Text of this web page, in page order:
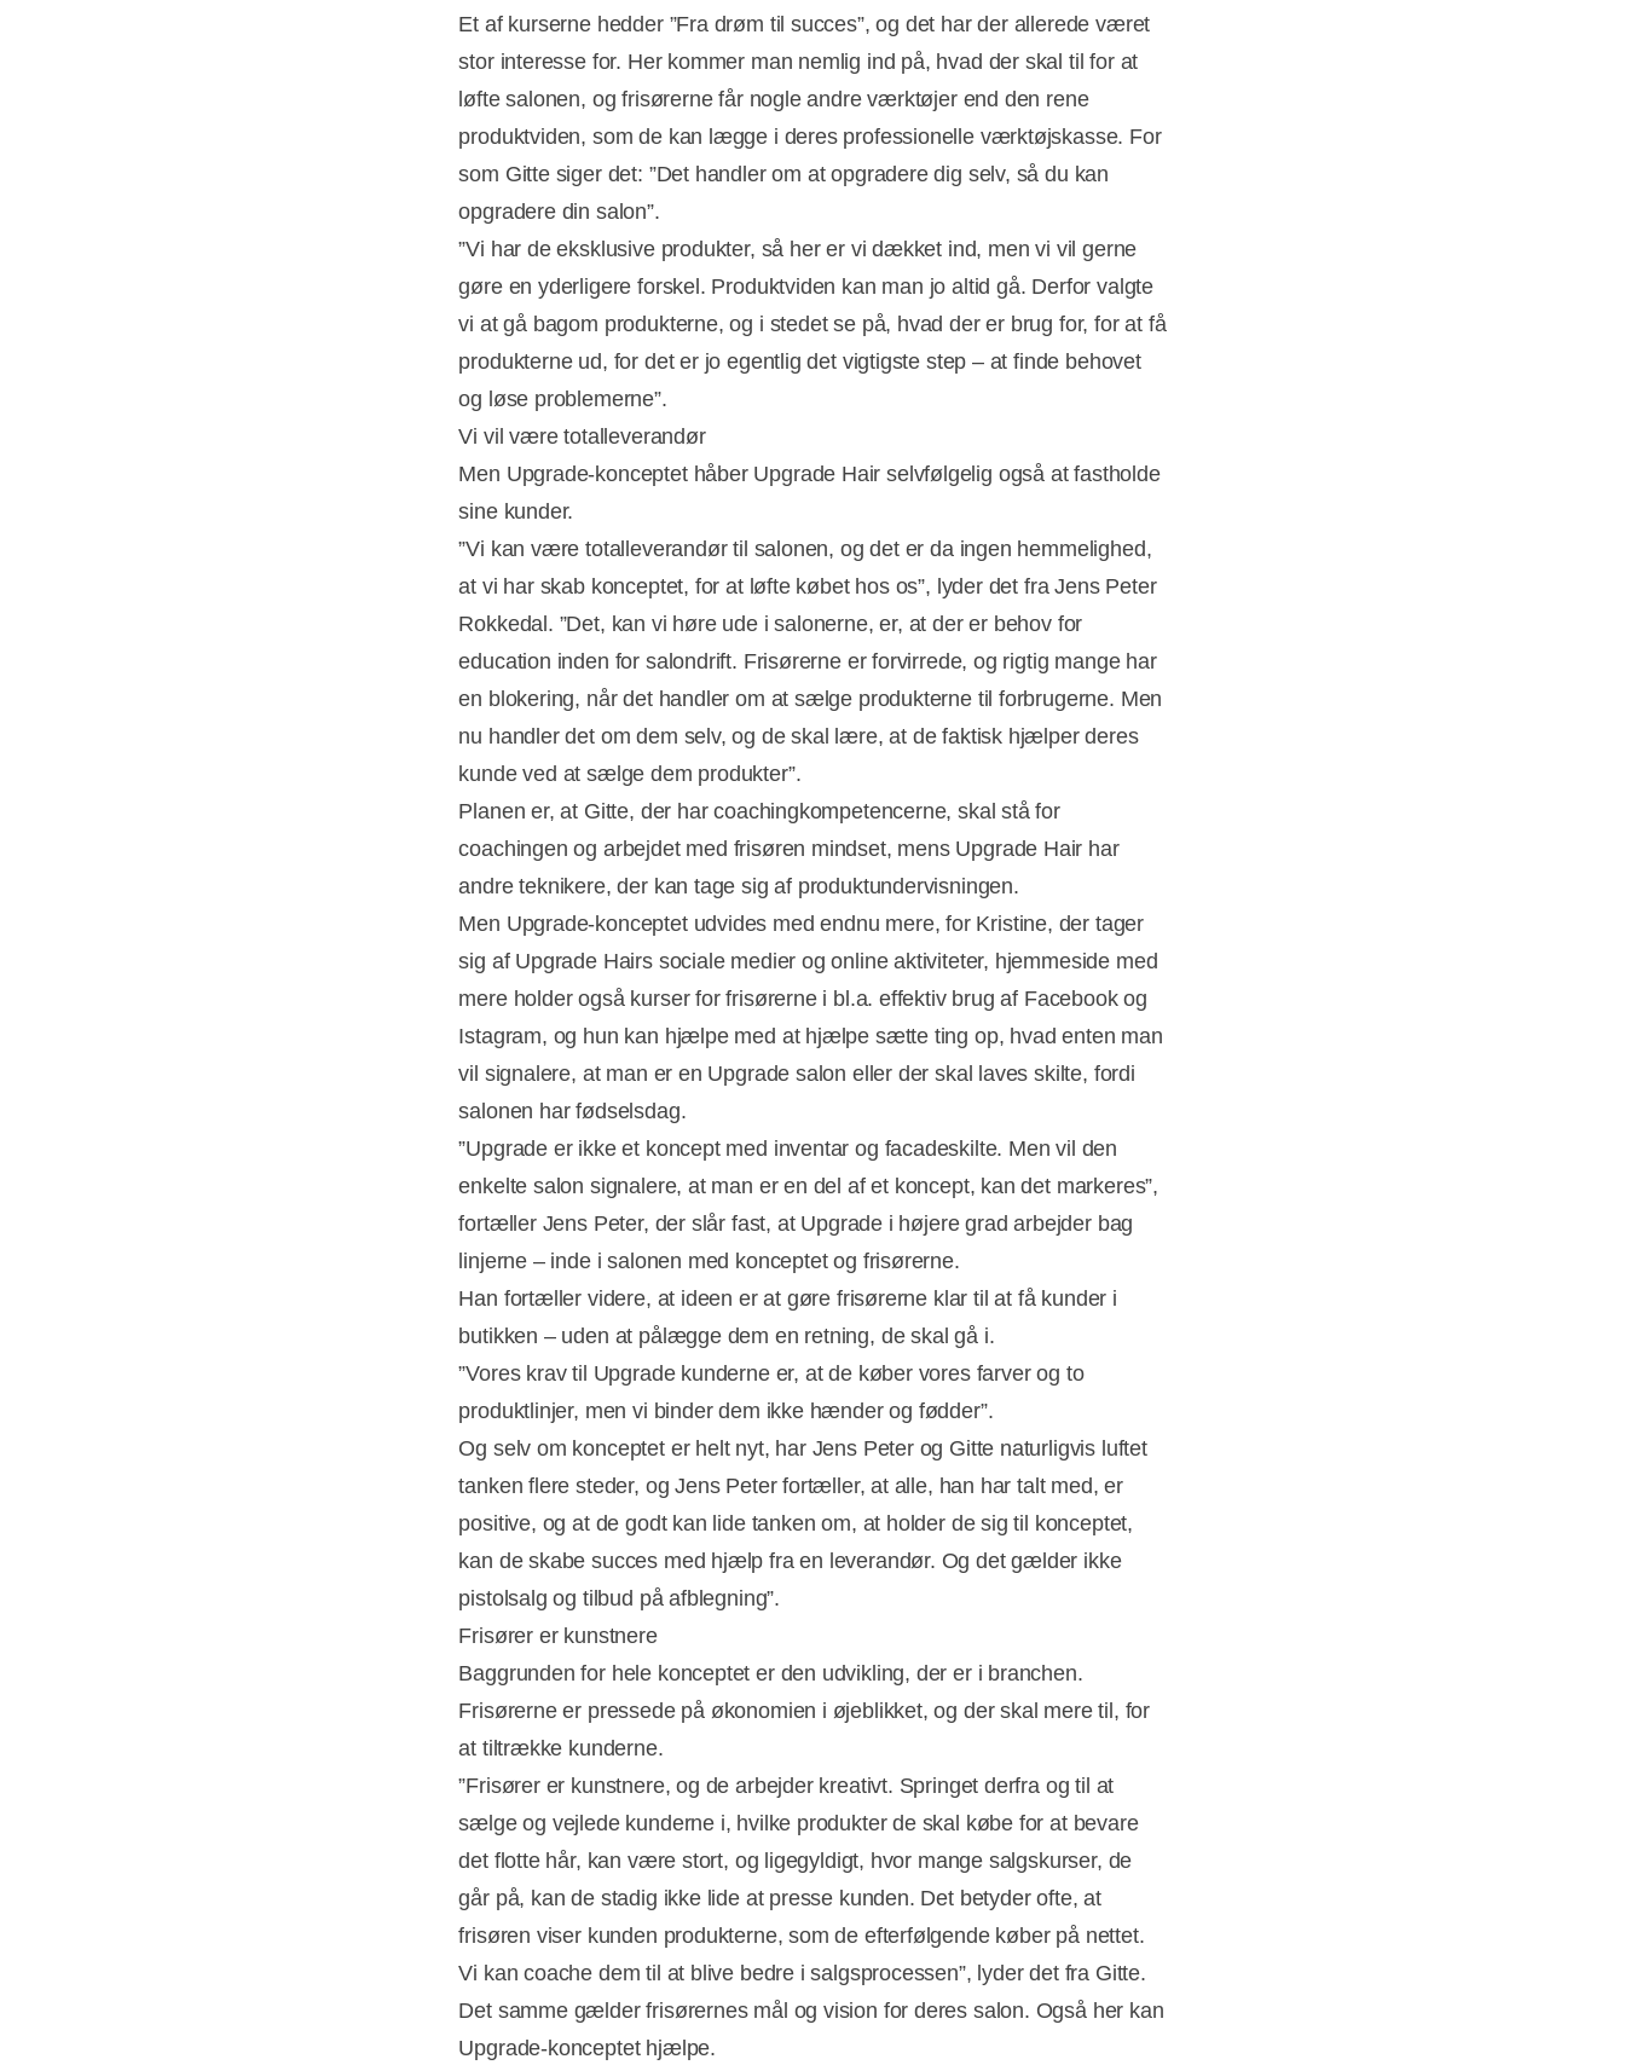
Et af kurserne hedder ”Fra drøm til succes”, og det har der allerede været
stor interesse for. Her kommer man nemlig ind på, hvad der skal til for at
løfte salonen, og frisørerne får nogle andre værktøjer end den rene
produktviden, som de kan lægge i deres professionelle værktøjskasse. For
som Gitte siger det: ”Det handler om at opgradere dig selv, så du kan
opgradere din salon”.
”Vi har de eksklusive produkter, så her er vi dækket ind, men vi vil gerne
gøre en yderligere forskel. Produktviden kan man jo altid gå. Derfor valgte
vi at gå bagom produkterne, og i stedet se på, hvad der er brug for, for at få
produkterne ud, for det er jo egentlig det vigtigste step – at finde behovet
og løse problemerne”.
Vi vil være totalleverandør
Men Upgrade-konceptet håber Upgrade Hair selvfølgelig også at fastholde
sine kunder.
”Vi kan være totalleverandør til salonen, og det er da ingen hemmelighed,
at vi har skab konceptet, for at løfte købet hos os”, lyder det fra Jens Peter
Rokkedal. ”Det, kan vi høre ude i salonerne, er, at der er behov for
education inden for salondrift. Frisørerne er forvirrede, og rigtig mange har
en blokering, når det handler om at sælge produkterne til forbrugerne. Men
nu handler det om dem selv, og de skal lære, at de faktisk hjælper deres
kunde ved at sælge dem produkter”.
Planen er, at Gitte, der har coachingkompetencerne, skal stå for
coachingen og arbejdet med frisøren mindset, mens Upgrade Hair har
andre teknikere, der kan tage sig af produktundervisningen.
Men Upgrade-konceptet udvides med endnu mere, for Kristine, der tager
sig af Upgrade Hairs sociale medier og online aktiviteter, hjemmeside med
mere holder også kurser for frisørerne i bl.a. effektiv brug af Facebook og
Istagram, og hun kan hjælpe med at hjælpe sætte ting op, hvad enten man
vil signalere, at man er en Upgrade salon eller der skal laves skilte, fordi
salonen har fødselsdag.
”Upgrade er ikke et koncept med inventar og facadeskilte. Men vil den
enkelte salon signalere, at man er en del af et koncept, kan det markeres”,
fortæller Jens Peter, der slår fast, at Upgrade i højere grad arbejder bag
linjerne – inde i salonen med konceptet og frisørerne.
Han fortæller videre, at ideen er at gøre frisørerne klar til at få kunder i
butikken – uden at pålægge dem en retning, de skal gå i.
”Vores krav til Upgrade kunderne er, at de køber vores farver og to
produktlinjer, men vi binder dem ikke hænder og fødder”.
Og selv om konceptet er helt nyt, har Jens Peter og Gitte naturligvis luftet
tanken flere steder, og Jens Peter fortæller, at alle, han har talt med, er
positive, og at de godt kan lide tanken om, at holder de sig til konceptet,
kan de skabe succes med hjælp fra en leverandør. Og det gælder ikke
pistolsalg og tilbud på afblegning”.
Frisører er kunstnere
Baggrunden for hele konceptet er den udvikling, der er i branchen.
Frisørerne er pressede på økonomien i øjeblikket, og der skal mere til, for
at tiltrække kunderne.
”Frisører er kunstnere, og de arbejder kreativt. Springet derfra og til at
sælge og vejlede kunderne i, hvilke produkter de skal købe for at bevare
det flotte hår, kan være stort, og ligegyldigt, hvor mange salgskurser, de
går på, kan de stadig ikke lide at presse kunden. Det betyder ofte, at
frisøren viser kunden produkterne, som de efterfølgende køber på nettet.
Vi kan coache dem til at blive bedre i salgsprocessen”, lyder det fra Gitte.
Det samme gælder frisørernes mål og vision for deres salon. Også her kan
Upgrade-konceptet hjælpe.